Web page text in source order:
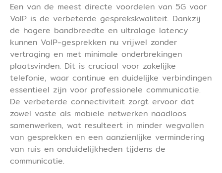
Een van de meest directe voordelen van 5G voor
VoIP is de verbeterde gesprekskwaliteit. Dankzij
de hogere bandbreedte en ultralage latency
kunnen VoIP-gesprekken nu vrijwel zonder
vertraging en met minimale onderbrekingen
plaatsvinden. Dit is cruciaal voor zakelijke
telefonie, waar continue en duidelijke verbindingen
essentieel zijn voor professionele communicatie.
De verbeterde connectiviteit zorgt ervoor dat
zowel vaste als mobiele netwerken naadloos
samenwerken, wat resulteert in minder wegvallen
van gesprekken en een aanzienlijke vermindering
van ruis en onduidelijkheden tijdens de
communicatie.